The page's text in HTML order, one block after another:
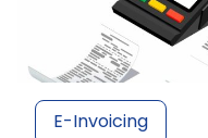
E-Invoicing